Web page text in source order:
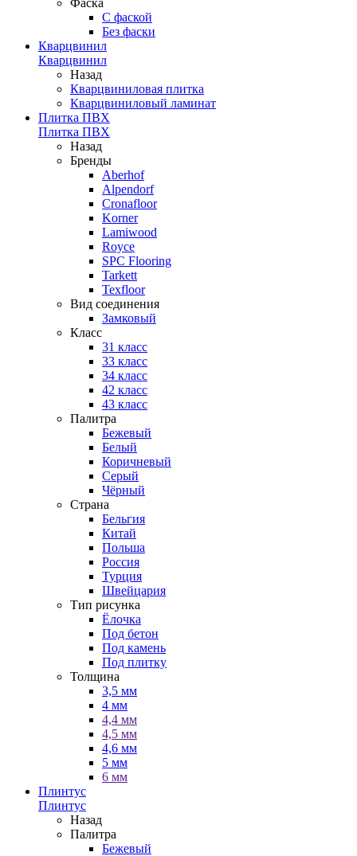
Фаска
С фаской
Без фаски
Кварцвинил
Кварцвинил
Назад
Кварцвиниловая плитка
Кварцвиниловый ламинат
Плитка ПВХ
Плитка ПВХ
Назад
Бренды
Aberhof
Alpendorf
Cronafloor
Korner
Lamiwood
Royce
SPC Flooring
Tarkett
Texfloor
Вид соединения
Замковый
Класс
31 класс
33 класс
34 класс
42 класс
43 класс
Палитра
Бежевый
Белый
Коричневый
Серый
Чёрный
Страна
Бельгия
Китай
Польша
Россия
Турция
Швейцария
Тип рисунка
Ёлочка
Под бетон
Под камень
Под плитку
Толщина
3,5 мм
4 мм
4,4 мм
4,5 мм
4,6 мм
5 мм
6 мм
Плинтус
Плинтус
Назад
Палитра
Бежевый